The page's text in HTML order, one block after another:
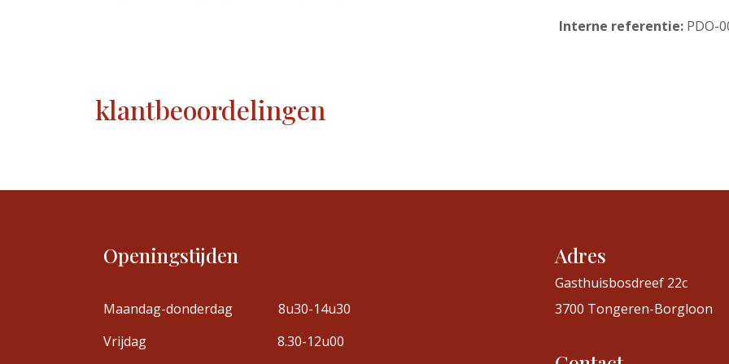
Interne referentie: PDO-
klantbeoordelingen
Openingstijden
Maandag-donderdag
8u30-14u30
Vrijdag
8.30-12u00
Adres
Gasthuisbosdreef 22c
3700 Tongeren-Borgloon